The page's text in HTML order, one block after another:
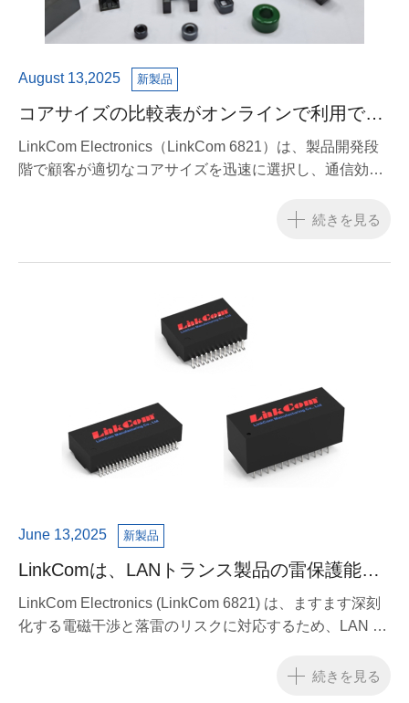
August 13,2025 新製品
コアサイズの比較表がオンラインで利用でき
るようになりました。これにより、顧客のコ
ラボレーションの効率が向上します。
LinkCom Electronics（LinkCom 6821）は、製品開発段
階で顧客が適切なコアサイズを迅速に選択し、通信効率
るために、公式ウェブサイトで「コアサイズ比較チャー
続きを見る
June 13,2025 新製品
LinkComは、LANトランス製品の雷保護能力
を強化するために、ITU-T K.21規格に準拠し
たイミ
LinkCom Electronics (LinkCom 6821) は、ますます深刻
化する電磁干渉と落雷のリスクに対応するため、LAN ト
に特別に設計された国際標準 ITU-T K.21 (07/2017) に準
続きを見る